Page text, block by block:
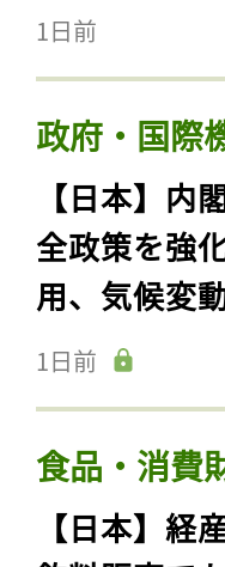
1日前
政府・国際
【日本】内
全政策を強
用、気候変
1日前
食品・消費
【日本】経